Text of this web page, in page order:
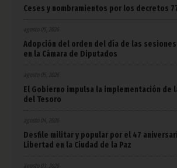
Ceses y nombramientos por los decretos
Adopción del orden del día de las
en la Cámara de Diputados
El Gobierno impulsa la implementación de
del Tesoro
agosto 04, 2026
Desfile militar y popular por el 47
Libertad en la Ciudad de la Paz